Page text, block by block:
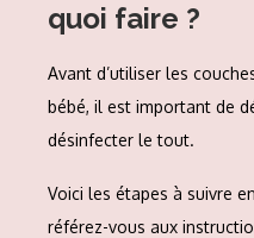
quoi faire ?
Avant d’utiliser les
bébé, il est important de
désinfecter le tout.
Voici les étapes à suivre
référez-vous aux